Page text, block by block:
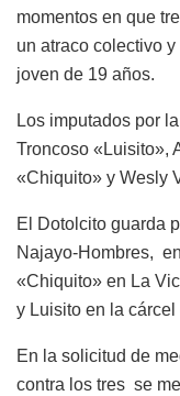
momentos en que
un atraco colectivo
joven de 19 años.
Los imputados por
Troncoso «Luisito»,
«Chiquito» y Wesly
El Dotolcito guarda
Najayo-Hombres,
«Chiquito» en La
y Luisito en la
En la solicitud de
contra los tres se